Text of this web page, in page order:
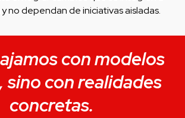
no dependan de iniciativas aisladas.
con modelos
sino con realidades
concretas.